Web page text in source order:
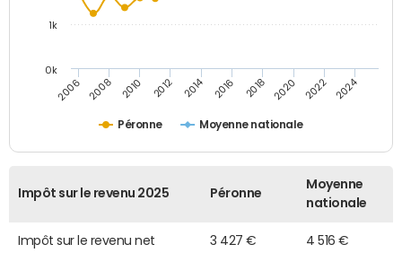
Péronne Moyenne nationale
2006 2008 2010 2012 2014 2016 2018 2020 2022 2024
0k
1k
Impôt sur le revenu 2025 Péronne
Moyenne
nationale
Impôt sur le revenu net
3 427 € 4 516 €